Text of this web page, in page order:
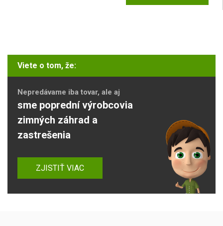
Viete o tom, že:
Nepredávame iba tovar, ale aj
sme poprední výrobcovia
zimných záhrad a
zastrešenia
ZJISTIŤ VIAC